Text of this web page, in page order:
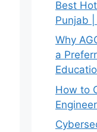
Best
Punjab
Why
a
How to